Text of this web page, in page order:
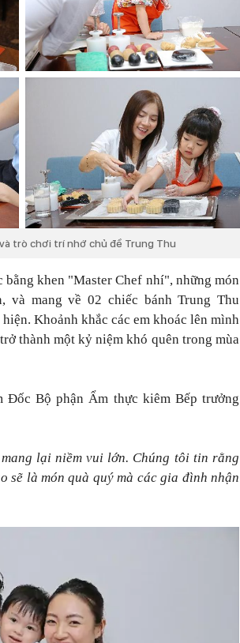
trò chơi trí nhớ chủ đề Trung Thu
khen "Master Chef nhí", những món
và mang về 02 chiếc bánh Trung Thu
Khoảnh khắc các em khoác lên mình
thành một kỷ niệm khó quên trong mùa
Đốc Bộ phận Ẩm thực kiêm Bếp trưởng
lại niềm vui lớn. Chúng tôi tin rằng
sẽ là món quà quý mà các gia đình nhận